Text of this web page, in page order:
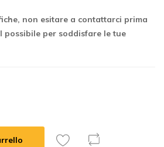
non esitare a contattarci prima
possibile per soddisfare le tue